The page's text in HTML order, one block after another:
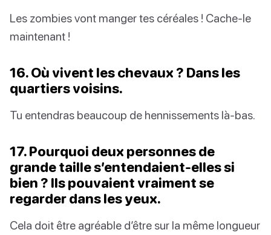
Les zombies vont manger tes céréales ! Cache-le
maintenant !
16. Où vivent les chevaux ? Dans les
quartiers voisins.
Tu entendras beaucoup de hennissements là-bas.
17. Pourquoi deux personnes de
grande taille s’entendaient-elles si
bien ? Ils pouvaient vraiment se
regarder dans les yeux.
Cela doit être agréable d’être sur la même longueur